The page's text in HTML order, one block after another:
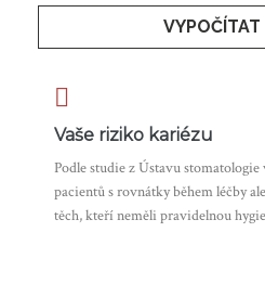
VYPOČÍTAT
Vaše riziko kariézu
Podle studie z Ústavu stomatologie
pacientů s rovnátky během léčby
těch, kteří neměli pravidelnou